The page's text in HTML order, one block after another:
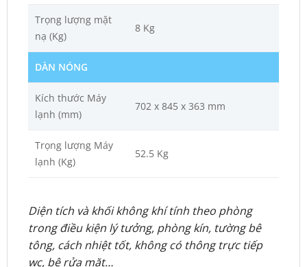
Trọng lượng mặt
nạ (Kg)
8 Kg
DÀN NÓNG
Kích thước Máy
lạnh (mm)
702 x 845 x 363 mm
Trọng lượng Máy
lạnh (Kg)
52.5 Kg
Diện tích và khối không khí tính theo phòng
trong điều kiện lý tưởng, phòng kín, tường bê
tông, cách nhiệt tốt, không có thông trực tiếp
wc, bệ rửa mặt…